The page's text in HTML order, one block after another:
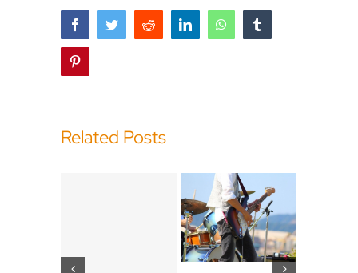
FacebookTwitterReddit LinkedInWhatsApp
Related Posts